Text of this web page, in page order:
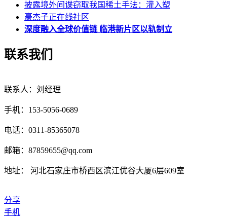
披露境外间谍窃取我国稀土手法：灌入塑
豪杰子正在线社区
深度融入全球价值链 临港新片区以轨制立
联系我们
联系人：刘经理
手机：153-5056-0689
电话：0311-85365078
邮箱：87859655@qq.com
地址： 河北石家庄市桥西区滨江优谷大厦6层609室
分享
手机